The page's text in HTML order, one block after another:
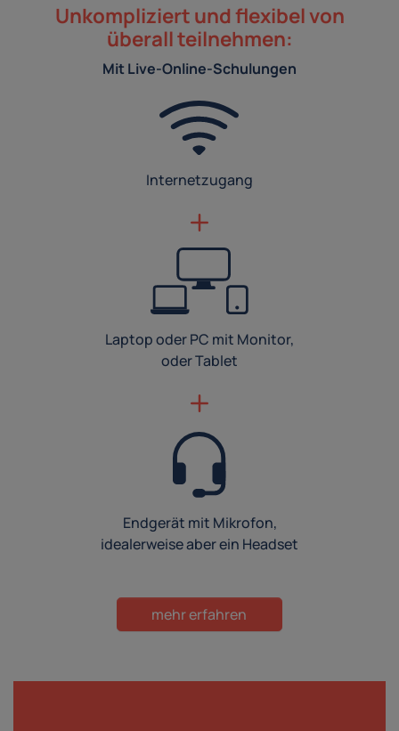
Unkompliziert und flexibel von
überall teilnehmen:
Mit Live-Online-Schulungen
Internetzugang
Laptop oder PC mit Monitor,
oder Tablet
Endgerät mit Mikrofon,
idealerweise aber ein Headset
mehr erfahren